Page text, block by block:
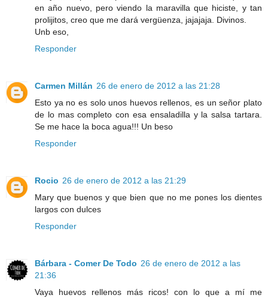
en año nuevo, pero viendo la maravilla que hiciste, y tan
prolijitos, creo que me dará vergüenza, jajajaja. Divinos.
Unb eso,
Responder
Carmen Millán 26 de enero de 2012 a las 21:28
Esto ya no es solo unos huevos rellenos, es un señor plato
de lo mas completo con esa ensaladilla y la salsa tartara.
Se me hace la boca agua!!! Un beso
Responder
Rocio 26 de enero de 2012 a las 21:29
Mary que buenos y que bien que no me pones los dientes
largos con dulces
Responder
Bárbara - Comer De Todo 26 de enero de 2012 a las
21:36
Vaya huevos rellenos más ricos! con lo que a mí me